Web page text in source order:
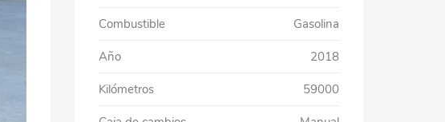
Combustible Gasolina
Año 2018
Kilómetros 59000